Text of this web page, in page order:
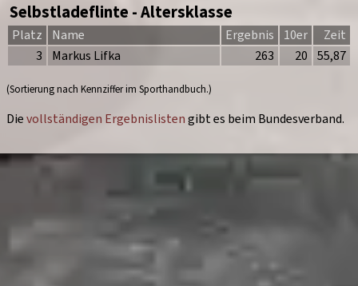
Selbstladeflinte - Altersklasse
Platz Name Ergebnis 10er
Zeit
3
Markus Lifka 263 20 55,87
(Sortierung nach Kennziffer im Sporthandbuch.)
Dievollständigen Ergebnislistengibt es beim Bundesverband.